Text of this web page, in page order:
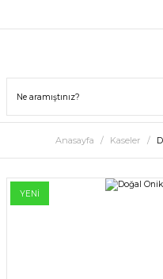
Anasayfa Kaseler
YENİ